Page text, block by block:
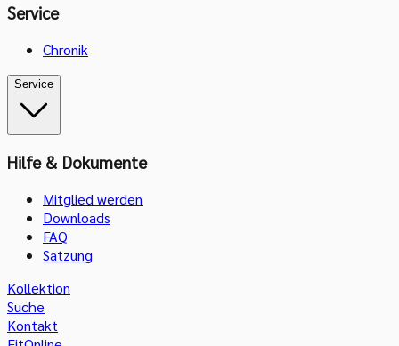
Service
Chronik
Service
Hilfe & Dokumente
Mitglied werden
Downloads
FAQ
Satzung
Kollektion
Suche
Kontakt